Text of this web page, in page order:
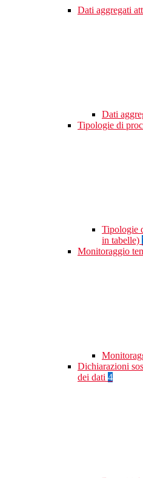
Dati aggregati
Dati
Tipologie di
Tipologie
in tabelle)
Monitoraggio
Dichiarazioni
dei dati 4